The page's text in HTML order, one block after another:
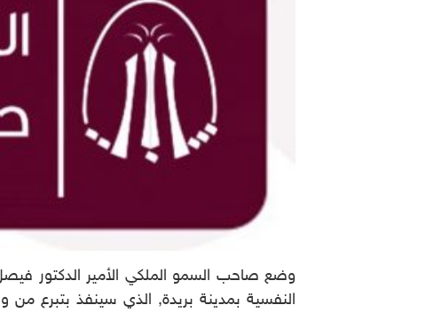
وضع صاحب السمو الملكي الأمير الدكتور